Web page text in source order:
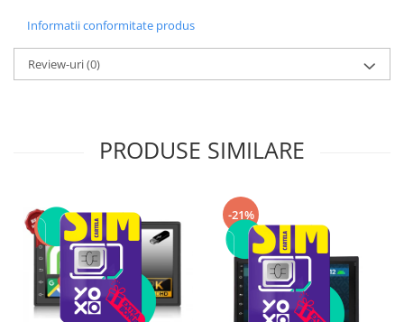
Informatii conformitate produs
Review-uri(0)
PRODUSE SIMILARE
-7%
-21%